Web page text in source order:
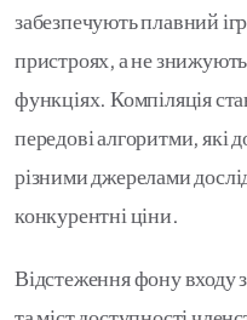
забезпечують плавний
пристроях, а не
функціях. Компіляція
передові алгоритми, які
різними джерелами
конкурентні ціни.
Відстеження фону входу